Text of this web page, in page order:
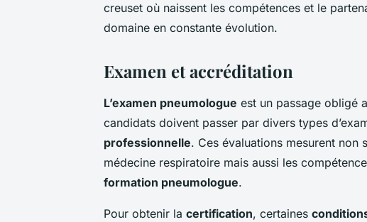
creuset où naissent les compétences et le
domaine en constante évolution.
Examen et accréditation
L’examen pneumologue est un passage obligé
candidats doivent passer par divers types
professionnelle. Ces évaluations mesurent non
médecine respiratoire mais aussi les
formation pneumologue.
Pour obtenir la certification, certaines